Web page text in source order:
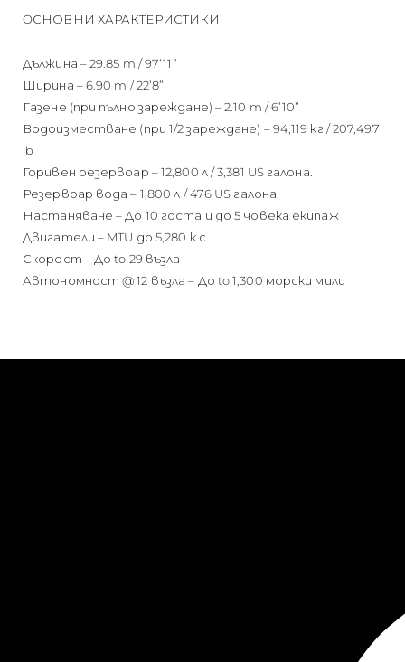
OСНОВНИ ХАРАКТЕРИСТИКИ
Дължина – 29.85 m / 97’11”
Ширина – 6.90 m / 22’8”
Газене (при пълно зареждане) – 2.10 m / 6’10”
Водоизместване (при 1/2 зареждане) – 94,119 кг / 207,497
lb
Горивен резервоар – 12,800 л / 3,381 US галона.
Резервоар вода – 1,800 л / 476 US галона.
Настаняване – До 10 госта и до 5 човека екипаж
Двигатели – MTU до 5,280 к.с.
Скорост – До to 29 възла
Автономност @ 12 възла – До to 1,300 морски мили